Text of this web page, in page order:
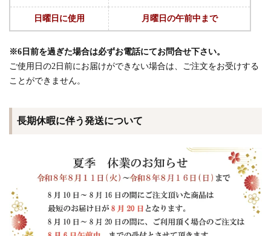
日曜日に使用 月曜日の午前中まで
※6日前を過ぎた場合は必ずお電話にてお問合せ下さい。
ご使用日の2日前にお届けができない場合は、ご注文をお受けする
ことができません。
長期休暇に伴う発送について